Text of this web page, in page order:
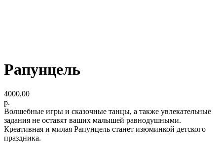
Рапунцель
4000,00
р.
Волшебные игры и сказочные танцы, а также увлекательные
задания не оставят ваших малышей равнодушными.
Креативная и милая Рапунцель станет изюминкой детского
праздника.